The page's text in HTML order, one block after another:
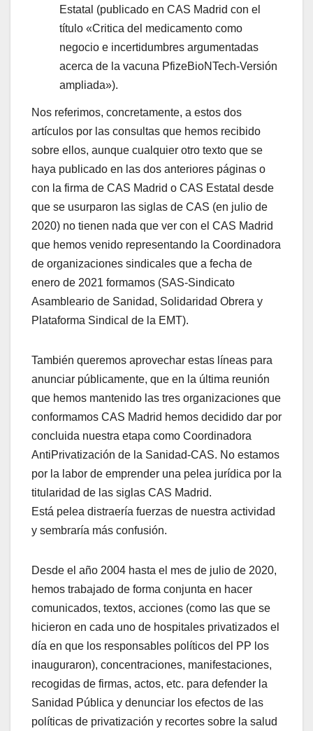
Estatal (publicado en CAS Madrid con el
título «Critica del medicamento como
negocio e incertidumbres argumentadas
acerca de la vacuna PfizeBioNTech-Versión
ampliada»).
Nos referimos, concretamente, a estos dos
artículos por las consultas que hemos recibido
sobre ellos, aunque cualquier otro texto que se
haya publicado en las dos anteriores páginas o
con la firma de CAS Madrid o CAS Estatal desde
que se usurparon las siglas de CAS (en julio de
2020) no tienen nada que ver con el CAS Madrid
que hemos venido representando la Coordinadora
de organizaciones sindicales que a fecha de
enero de 2021 formamos (SAS-Sindicato
Asambleario de Sanidad, Solidaridad Obrera y
Plataforma Sindical de la EMT).
También queremos aprovechar estas líneas para
anunciar públicamente, que en la última reunión
que hemos mantenido las tres organizaciones que
conformamos CAS Madrid hemos decidido dar por
concluida nuestra etapa como Coordinadora
AntiPrivatización de la Sanidad-CAS. No estamos
por la labor de emprender una pelea jurídica por la
titularidad de las siglas CAS Madrid.
Está pelea distraería fuerzas de nuestra actividad
y sembraría más confusión.
Desde el año 2004 hasta el mes de julio de 2020,
hemos trabajado de forma conjunta en hacer
comunicados, textos, acciones (como las que se
hicieron en cada uno de hospitales privatizados el
día en que los responsables políticos del PP los
inauguraron), concentraciones, manifestaciones,
recogidas de firmas, actos, etc. para defender la
Sanidad Pública y denunciar los efectos de las
políticas de privatización y recortes sobre la salud